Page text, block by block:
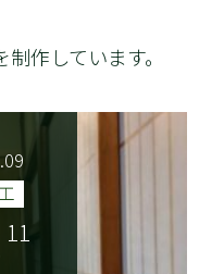
作しています。